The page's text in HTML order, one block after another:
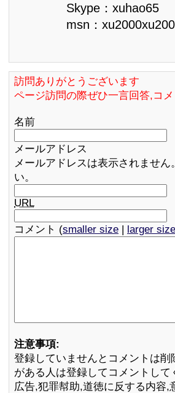
Skype：xuhao65
msn：
訪問ありがとうございます
ページ訪問の際ぜひ一言回答,コ
名前
メールアドレス
メールアドレスは表示されませ
い。
URL
コメント (smaller size | larger size
注意事項:
登録していませんとコメントは
がある人は登録してコメントして
広告,犯罪幇助,道徳に反する内容